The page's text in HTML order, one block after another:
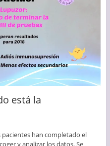
está la
han completado el
y analizar los datos. Se